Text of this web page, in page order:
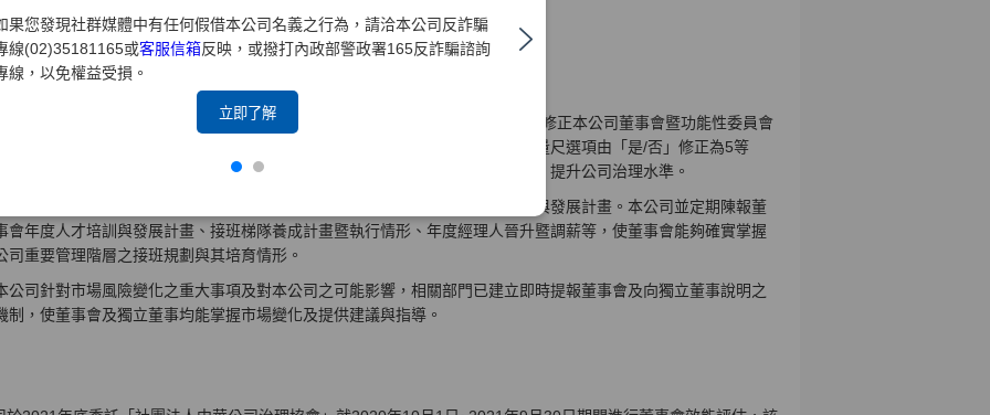
果您發現社群媒體中有任何假借本公司名義之行為，請洽本公司反詐騙
線(02)35181165或客服信箱反映，或撥打內政部警政署165反詐騙諮詢
線，以免權益受損。
立即了解
行動 :
公司已於2019年11月份依據台灣證券交易所參考範例及本公司實務運作情形，修正本公司董事會暨功能性委員會
效評估辦法，範圍涵蓋個別董事成員及各功能性委員會，並將評估項目之評鑑量尺選項由「是/否」修正為5等
，其評估結果已能清楚展現量與質之差異性及變化情形，可精進董事會之效能，提升公司治理水準。
公司每年度依據中長期發展策略、整合各項人才發展需求，擬訂年度人才培訓與發展計畫。本公司並定期陳報董
會年度人才培訓與發展計畫、接班梯隊養成計畫暨執行情形、年度經理人晉升暨調薪等，使董事會能夠確實掌握
司重要管理階層之接班規劃與其培育情形。
公司針對市場風險變化之重大事項及對本公司之可能影響，相關部門已建立即時提報董事會及向獨立董事說明之
制，使董事會及獨立董事均能掌握市場變化及提供建議與指導。